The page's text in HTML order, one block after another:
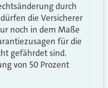
durch
die Versicherer
noch in dem Maße
für die
gefährdet sind.
von 50 Prozent